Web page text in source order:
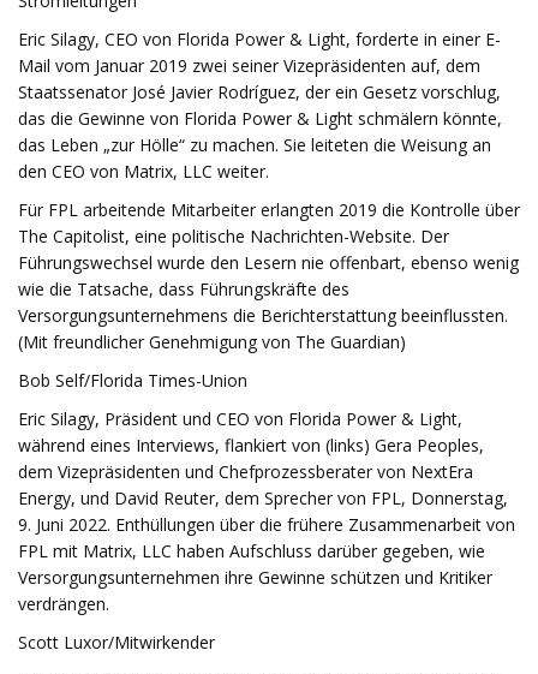
Eric Silagy, CEO von Florida Power & Light, forderte in einer E-
Mail vom Januar 2019 zwei seiner Vizepräsidenten auf, dem
Staatssenator José Javier Rodríguez, der ein Gesetz vorschlug,
das die Gewinne von Florida Power & Light schmälern könnte,
das Leben „zur Hölle“ zu machen. Sie leiteten die Weisung an
den CEO von Matrix, LLC weiter.
Für FPL arbeitende Mitarbeiter erlangten 2019 die Kontrolle über
The Capitolist, eine politische Nachrichten-Website. Der
Führungswechsel wurde den Lesern nie offenbart, ebenso wenig
wie die Tatsache, dass Führungskräfte des
Versorgungsunternehmens die Berichterstattung beeinflussten.
(Mit freundlicher Genehmigung von The Guardian)
Bob Self/Florida Times-Union
Eric Silagy, Präsident und CEO von Florida Power & Light,
während eines Interviews, flankiert von (links) Gera Peoples,
dem Vizepräsidenten und Chefprozessberater von NextEra
Energy, und David Reuter, dem Sprecher von FPL, Donnerstag,
9. Juni 2022. Enthüllungen über die frühere Zusammenarbeit von
FPL mit Matrix, LLC haben Aufschluss darüber gegeben, wie
Versorgungsunternehmen ihre Gewinne schützen und Kritiker
verdrängen.
Scott Luxor/Mitwirkender